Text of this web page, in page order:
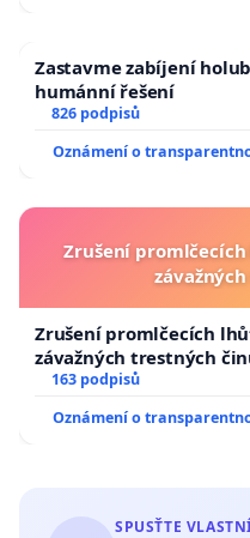
Zastavme zabíjení
humánní řešení
826 podpisů
Oznámení o
Zrušení
Zrušení promlčecích
závažných trestných
163 podpisů
Oznámení o
SPUSŤTE